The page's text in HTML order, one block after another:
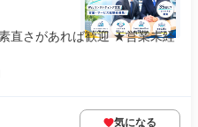
直さがあれば歓迎 ★営業未経
気になる